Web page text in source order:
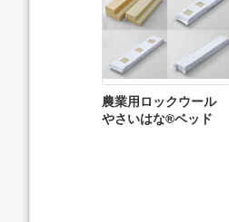
農業用ロックウール
やさいはな®ベッド